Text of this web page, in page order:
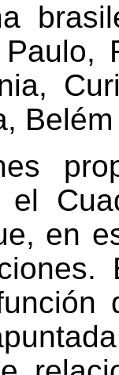
el
en